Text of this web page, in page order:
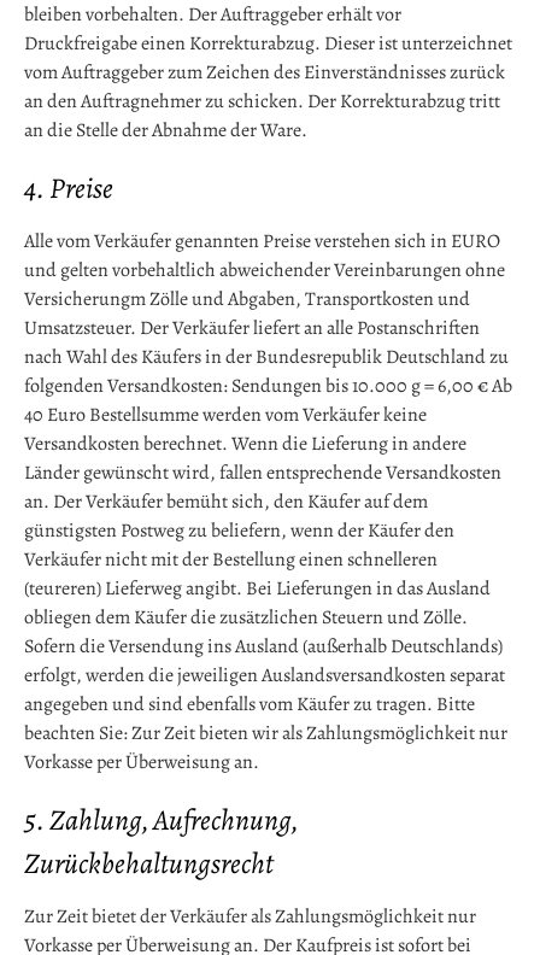
bleiben vorbehalten. Der Auftraggeber erhält vor
Druckfreigabe einen Korrekturabzug. Dieser ist unterzeichnet
vom Auftraggeber zum Zeichen des Einverständnisses zurück
an den Auftragnehmer zu schicken. Der Korrekturabzug tritt
an die Stelle der Abnahme der Ware.
4. Preise
Alle vom Verkäufer genannten Preise verstehen sich in EURO
und gelten vorbehaltlich abweichender Vereinbarungen ohne
Versicherungm Zölle und Abgaben, Transportkosten und
Umsatzsteuer. Der Verkäufer liefert an alle Postanschriften
nach Wahl des Käufers in der Bundesrepublik Deutschland zu
folgenden Versandkosten: Sendungen bis 10.000 g = 6,00 € Ab
40 Euro Bestellsumme werden vom Verkäufer keine
Versandkosten berechnet. Wenn die Lieferung in andere
Länder gewünscht wird, fallen entsprechende Versandkosten
an. Der Verkäufer bemüht sich, den Käufer auf dem
günstigsten Postweg zu beliefern, wenn der Käufer den
Verkäufer nicht mit der Bestellung einen schnelleren
(teureren) Lieferweg angibt. Bei Lieferungen in das Ausland
obliegen dem Käufer die zusätzlichen Steuern und Zölle.
Sofern die Versendung ins Ausland (außerhalb Deutschlands)
erfolgt, werden die jeweiligen Auslandsversandkosten separat
angegeben und sind ebenfalls vom Käufer zu tragen. Bitte
beachten Sie: Zur Zeit bieten wir als Zahlungsmöglichkeit nur
Vorkasse per Überweisung an.
5. Zahlung, Aufrechnung,
Zurückbehaltungsrecht
Zur Zeit bietet der Verkäufer als Zahlungsmöglichkeit nur
Vorkasse per Überweisung an. Der Kaufpreis ist sofort bei